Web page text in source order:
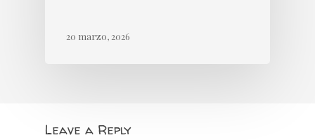
20 marzo, 2026
Leave a Reply